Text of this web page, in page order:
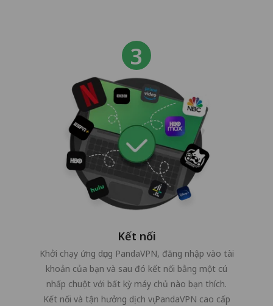
Kết nối
Khởi chạy ứng dụng PandaVPN, đăng nhập vào tài
khoản của bạn và sau đó kết nối bằng một cú
nhấp chuột với bất kỳ máy chủ nào bạn thích.
Kết nối và tận hưởng dịch vụ PandaVPN cao cấp